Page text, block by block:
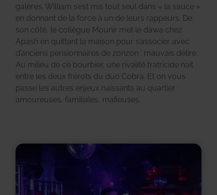
galères. William s’est mis tout seul dans « la sauce »
en donnant de la force à un de leurs rappeurs. De
son côté, le collègue Mounir met le dawa chez
Apash en quittant la maison pour s’associer avec
d’anciens pensionnaires de zonzon : mauvais délire.
Au milieu de ce bourbier, une rivalité fratricide nait
entre les deux frérots du duo Cobra. Et on vous
passe les autres enjeux naissants au quartier :
amoureuses, familiales, mafieuses.